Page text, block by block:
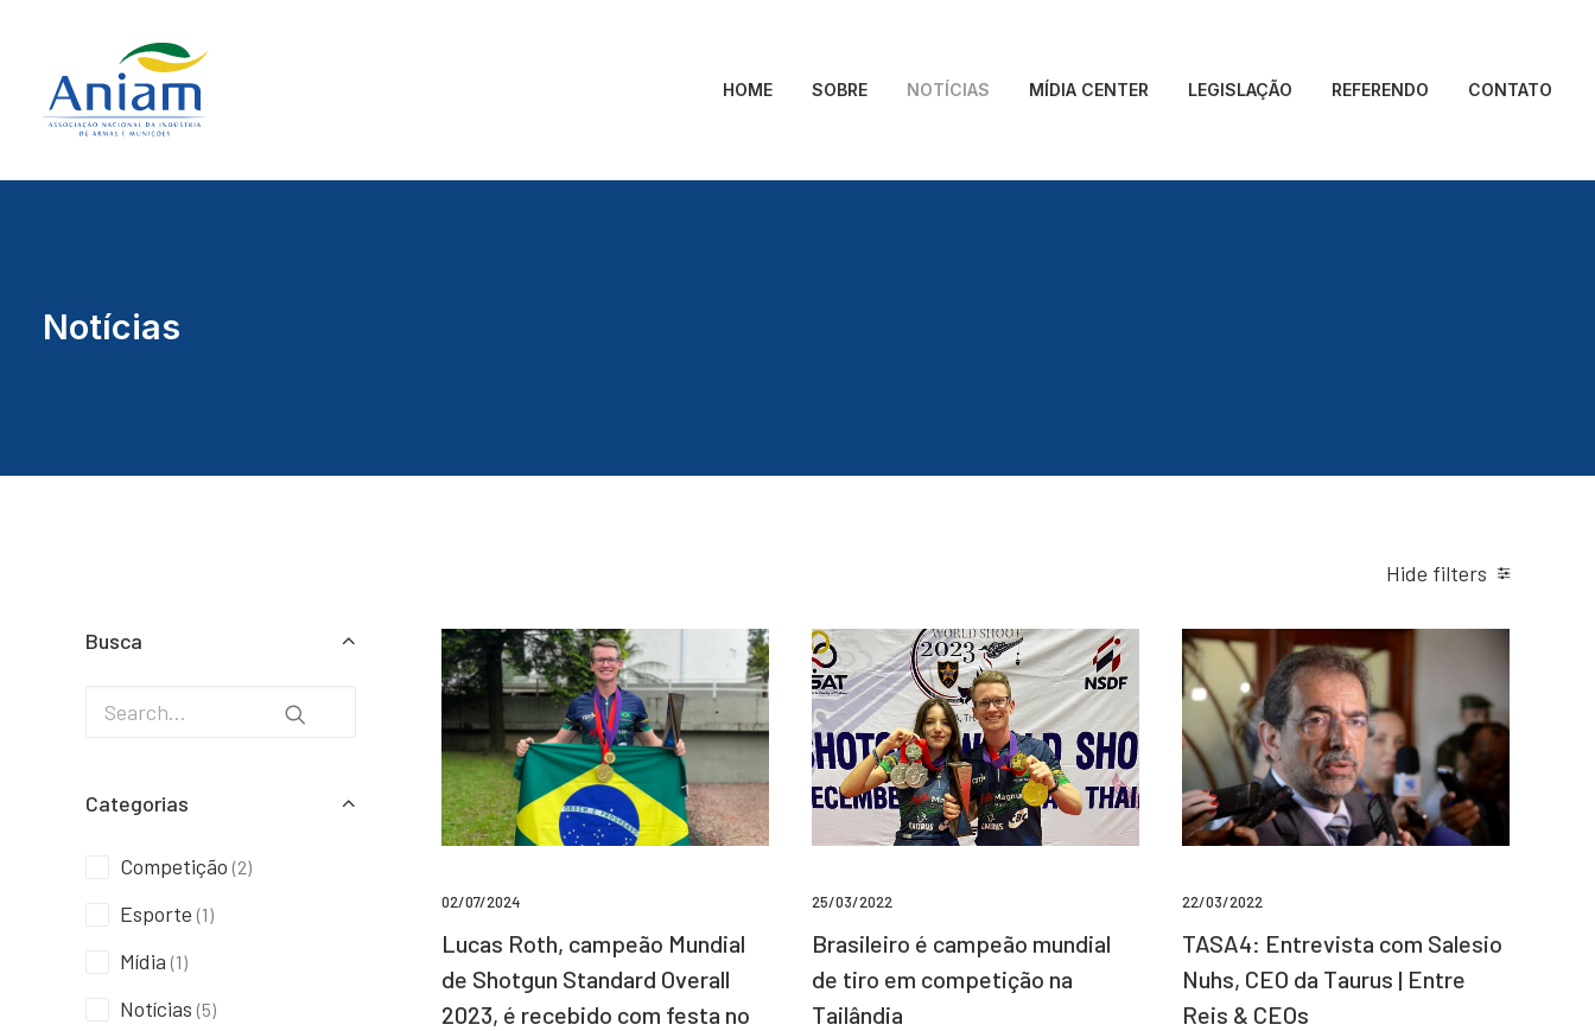
HOME SOBRE NOTÍCIAS MÍDIA CENTER LEGISLAÇÃO REFERENDO CONTATO
Notícias
Hide filters
Busca
Categorias
Competição (2)
Esporte (1)
Mídia (1)
Notícias (5)
02/07/2024
Lucas Roth, campeão Mundial
de Shotgun Standard Overall
2023, é recebido com festa no
25/03/2022
Brasileiro é campeão mundial
de tiro em competição na
Tailândia
22/03/2022
TASA4: Entrevista com Salesio
Nuhs, CEO da Taurus | Entre
Reis & CEOs